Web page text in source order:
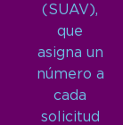
(SUAV),
que
asigna un
número a
cada
solicitud